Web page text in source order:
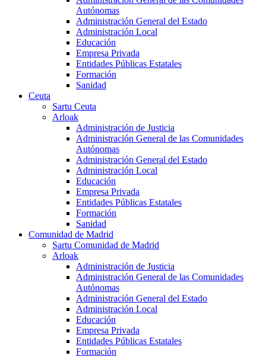
Autónomas
Administración General del Estado
Administración Local
Educación
Empresa Privada
Entidades Públicas Estatales
Formación
Sanidad
Ceuta
Sartu Ceuta
Arloak
Administración de Justicia
Administración General de las Comunidades
Autónomas
Administración General del Estado
Administración Local
Educación
Empresa Privada
Entidades Públicas Estatales
Formación
Sanidad
Comunidad de Madrid
Sartu Comunidad de Madrid
Arloak
Administración de Justicia
Administración General de las Comunidades
Autónomas
Administración General del Estado
Administración Local
Educación
Empresa Privada
Entidades Públicas Estatales
Formación